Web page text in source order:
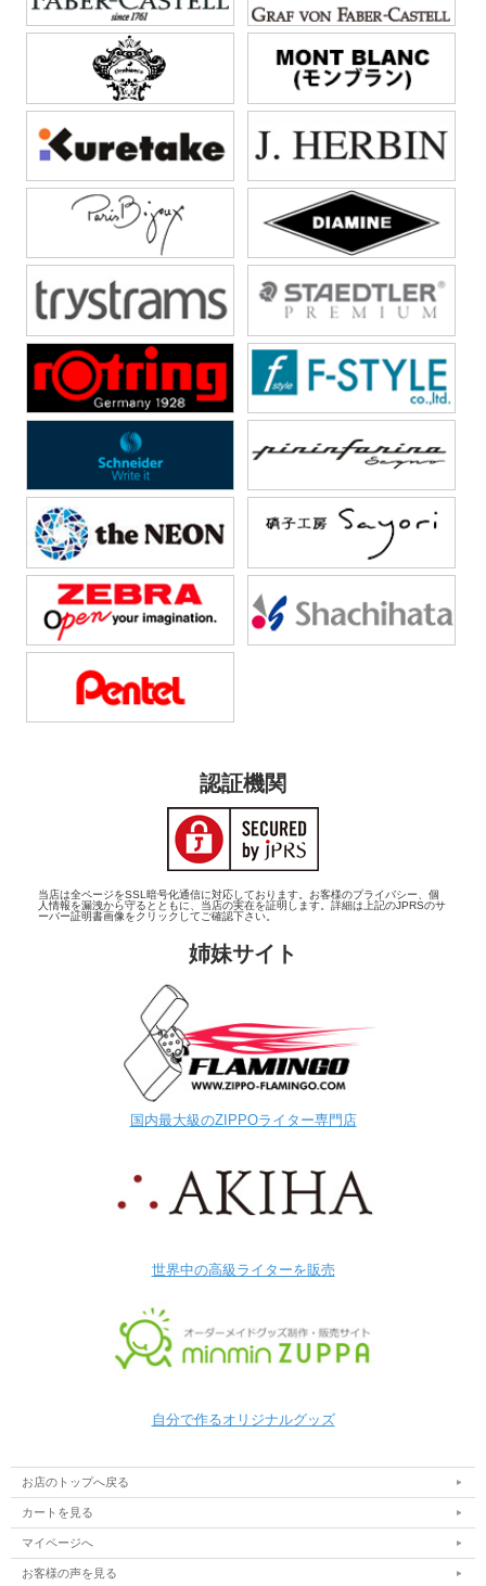
認証機関
当店は全ページをSSL暗号化通信に対応しております。お客様のプライバシー、個
人情報を漏洩から守るとともに、当店の実在を証明します。詳細は上記のJPRSのサ
ーバー証明書画像をクリックしてご確認下さい。
姉妹サイト
国内最大級のZIPPOライター専門店
世界中の高級ライターを販売
自分で作るオリジナルグッズ
お店のトップへ戻る
カートを見る
マイページへ
お客様の声を見る